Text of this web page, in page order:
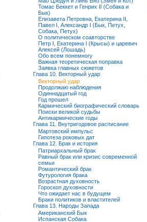
Томас Беккет и Генрих II (Собака и
Бык)
Елизавета Петровна, Екатерина II,
Павел I, Александр I (Бык, Петух,
Собака, Петух)
О политическом соавторстве
Петр I, Екатерина I (Крысы) и царевич
Алексей (Лошадь)
Обо всем понемногу
Важная теоретическая поправка
Заявка главных сюжетов
Глава 10. Векторный удар
Векторный удар
Продолжаю наблюдения
Одиннадцатый год
Год прошел
Кармический биографический словарь
Поиски великой судьбы
Антикармические годы
Глава 11. Внутригодовое расписание
Мартовский импульс
Гипотеза роковых дат
Глава 12. Брак и история
Патриархальный брак
Равный брак или кризис современной
семьи
Романтический брак
Футурология брака
Возрастная духовность
Гороскоп духовности
Что ожидает нас в будущем
Браки политиков и властителей
Глава 13. Народы Запада
Американский Бык
Испанская Собака